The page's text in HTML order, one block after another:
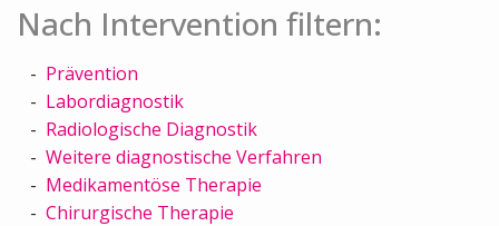
Nach Intervention filtern:
Prävention
Labordiagnostik
Radiologische Diagnostik
Weitere diagnostische Verfahren
Medikamentöse Therapie
Chirurgische Therapie